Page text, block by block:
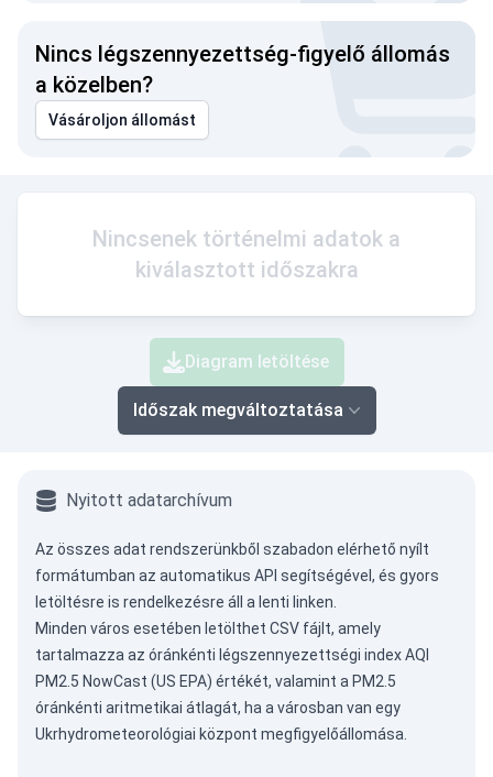
Nincs légszennyezettség-figyelő állomás
a közelben?
Vásároljon állomást
Nincsenek történelmi adatok a
kiválasztott időszakra
Diagram letöltése
Időszak megváltoztatása
Nyitott adatarchívum
Az összes adat rendszerünkből szabadon elérhető nyílt
formátumban az automatikus API segítségével, és gyors
letöltésre is rendelkezésre áll a lenti linken.
Minden város esetében letölthet CSV fájlt, amely
tartalmazza az óránkénti légszennyezettségi index AQI
PM2.5 NowCast (US EPA) értékét, valamint a PM2.5
óránkénti aritmetikai átlagát, ha a városban van egy
Ukrhydrometeorológiai központ megfigyelőállomása.